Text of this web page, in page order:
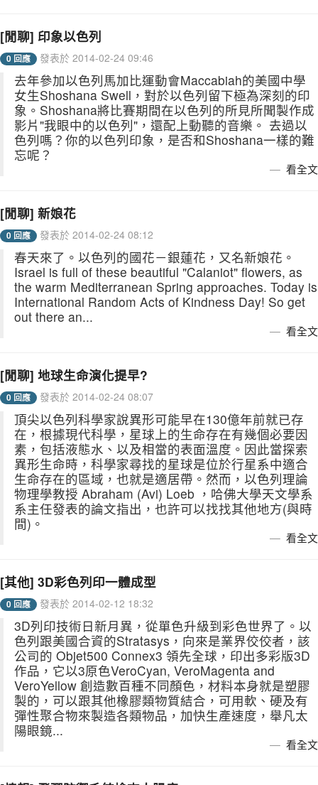
[閒聊] 印象以色列
0 回應 發表於 2014-02-24 09:46
去年參加以色列馬加比運動會Maccabiah的美國中學
女生Shoshana Swell，對於以色列留下極為深刻的印
象。Shoshana將比賽期間在以色列的所見所聞製作成
影片"我眼中的以色列"，還配上動聽的音樂。 去過以
色列嗎？你的以色列印象，是否和Shoshana一樣的難
忘呢？
看全文
[閒聊] 新娘花
0 回應 發表於 2014-02-24 08:12
春天來了。以色列的國花－銀蓮花，又名新娘花。
Israel is full of these beautiful "Calaniot" flowers, as
the warm Mediterranean Spring approaches. Today is
International Random Acts of Kindness Day! So get
out there an...
看全文
[閒聊] 地球生命演化提早?
0 回應 發表於 2014-02-24 08:07
頂尖以色列科學家說異形可能早在130億年前就已存
在，根據現代科學，星球上的生命存在有幾個必要因
素，包括液態水、以及相當的表面溫度。因此當探索
異形生命時，科學家尋找的星球是位於行星系中適合
生命存在的區域，也就是適居帶。然而，以色列理論
物理學教授 Abraham (Avi) Loeb ，哈佛大學天文學系
系主任發表的論文指出，也許可以找找其他地方(與時
間)。
看全文
[其他] 3D彩色列印一體成型
0 回應 發表於 2014-02-12 18:32
3D列印技術日新月異，從單色升級到彩色世界了。以
色列跟美國合資的Stratasys，向來是業界佼佼者，該
公司的 Objet500 Connex3 領先全球，印出多彩版3D
作品，它以3原色VeroCyan, VeroMagenta and
VeroYellow 創造數百種不同顏色，材料本身就是塑膠
製的，可以跟其他橡膠類物質結合，可用軟、硬及有
彈性聚合物來製造各類物品，加快生產速度，舉凡太
陽眼鏡...
看全文